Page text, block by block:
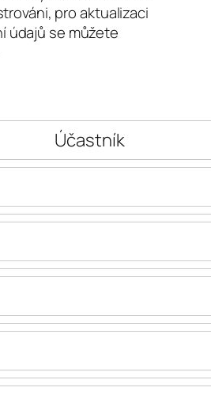
pro aktualizaci
údajů se můžete
Účastník